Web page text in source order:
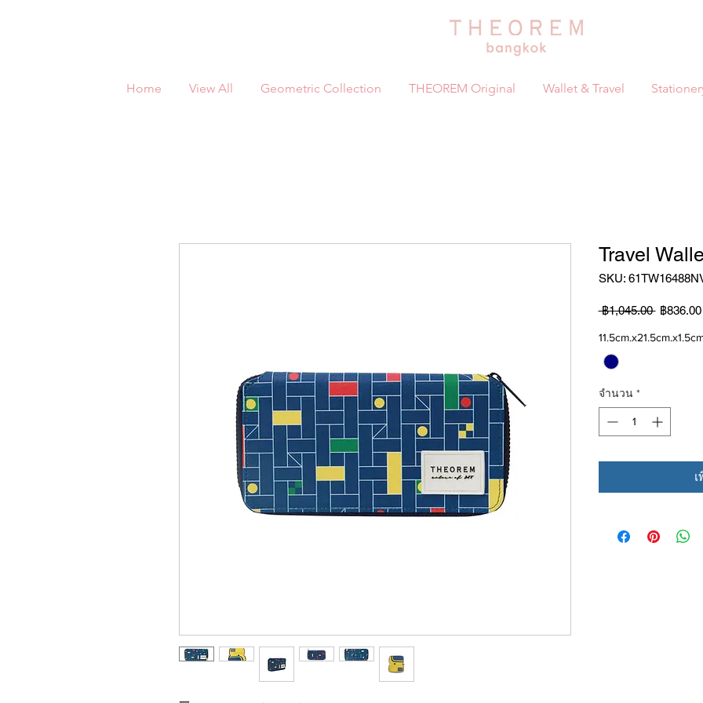
Home View All Geometric Collection THEOREM Original Wallet & Travel
Travel
SKU:
฿1,045.00 ราคา
฿836.00
จำนวน *